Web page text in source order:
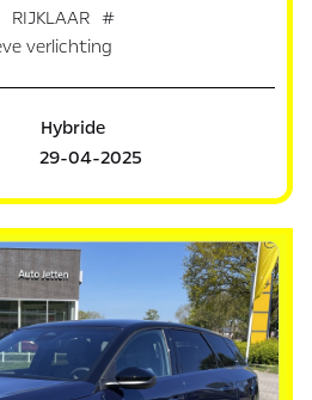
#
verlichting
Hybride
29-04-2025